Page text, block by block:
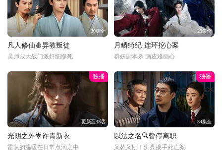
30集全
凡人修仙🩸异教叛徒
吴师叔大战门派奸细惨死
29集全
月鳞绮纪·连环挖心案
群妖剧本杀 画皮难画心
独播
更新至33话
光阴之外🌟许青新衣
雷队的温暖在日常点滴之中
独播
34集全
以法之名🔍暂停离职
又怂又刚！洪亮接手死亡案